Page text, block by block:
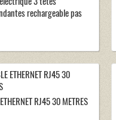
rechargeable pas
RJ45 30 METRES